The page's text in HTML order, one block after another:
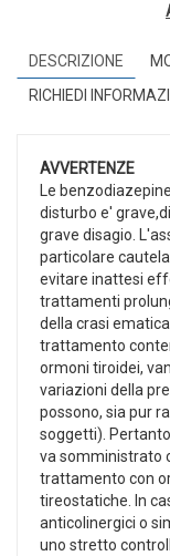
DESCRIZIONE
RICHIEDI
AVVERTENZE
Le
disturbo e'
grave disagio.
particolare
evitare inattesi
trattamenti
della crasi
trattamento
ormoni tiroidei,
variazioni della
possono, sia pur
soggetti).
va somministrato
trattamento con
tireostatiche. In
anticolinergici o
uno stretto